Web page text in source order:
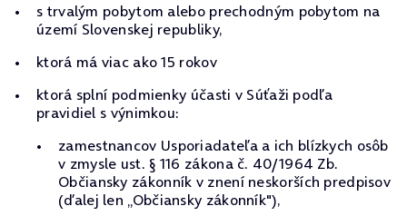
s trvalým pobytom alebo prechodným pobytom na
území Slovenskej republiky,
ktorá má viac ako 15 rokov
ktorá splní podmienky účasti v Súťaži podľa
pravidiel s výnimkou:
zamestnancov Usporiadateľa a ich blízkych osôb
v zmysle ust. § 116 zákona č. 40/1964 Zb.
Občiansky zákonník v znení neskorších predpisov
(ďalej len „Občiansky zákonník"),